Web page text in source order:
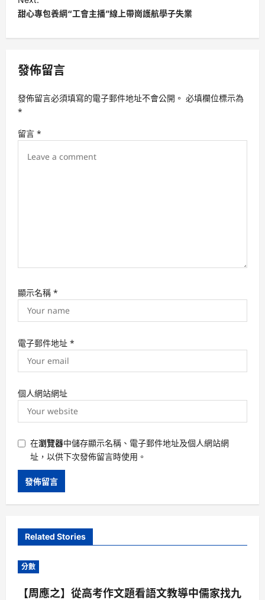
t
v
g
t
甜心專包養網“工會主播”線上帶崗護航學子失業
發佈留言
發佈留言必須填寫的電子郵件地址不會公開。 必填欄位標示為
*
留言 *
顯示名稱 *
電子郵件地址 *
個人網站網址
在瀏覽器中儲存顯示名稱、電子郵件地址及個人網站網
址，以供下次發佈留言時使用。
Related Stories
分數
【周應之】從高考作文題看語文教導中儒家找九